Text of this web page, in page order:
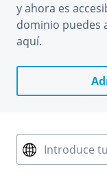
y ahora es
dominio puedes
aquí.
Introduce